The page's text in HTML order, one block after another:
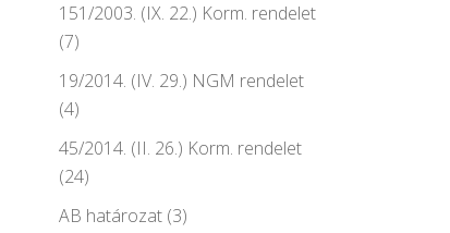
151/2003. (IX. 22.) Korm. rendelet
(7)
19/2014. (IV. 29.) NGM rendelet
(4)
45/2014. (II. 26.) Korm. rendelet
(24)
AB határozat(3)